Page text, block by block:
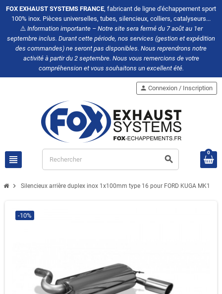
FOX EXHAUST SYSTEMS FRANCE, fabricant de ligne d'échappement sport
100% inox. Pièces universelles, tubes, silencieux, colliers, catalyseurs...
⚠️Information importante – Notre site sera fermé du 7 août au 1er
septembre inclus. Durant cette période, nos services (gestion et expédition
des commandes) ne seront pas disponibles. Nous reprendrons notre
activité à partir du 2 septembre. Nous vous remercions de votre
compréhension et vous souhaitons un excellent été.
view_headline search
person Connexion / Inscription
0
chevron_right Silencieux arrière duplex inox 1x100mm type 16 pour FORD KUGA MK1
-10%